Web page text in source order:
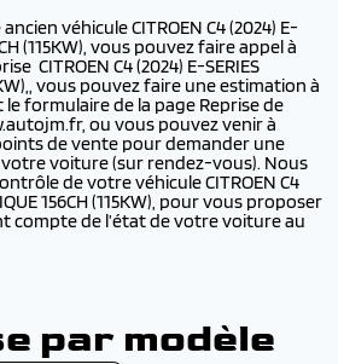
véhicule CITROEN C4 (2024) E-
(115KW), vous pouvez faire appel à
CITROEN C4 (2024) E-SERIES
vous pouvez faire une estimation à
formulaire de la page Reprise de
ou vous pouvez venir à
de vente pour demander une
voiture (sur rendez-vous). Nous
de votre véhicule CITROEN C4
156CH (115KW), pour vous proposer
compte de l’état de votre voiture au
par modèle